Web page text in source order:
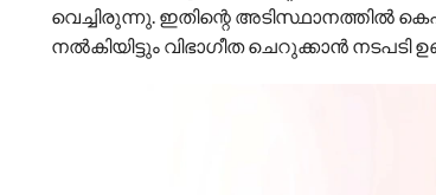
വെച്ചിരുന്നു. ഇതിന്റെ അടിസ്ഥാനത്തിൽ
നൽകിയിട്ടും വിഭാഗീത ചെറുക്കാൻ